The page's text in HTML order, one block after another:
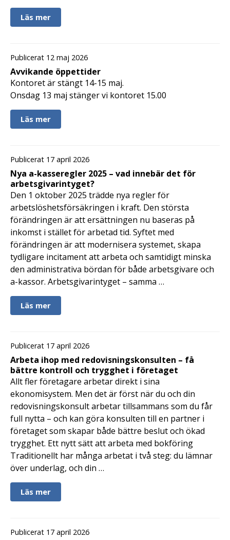
Läs mer
Publicerat 12 maj 2026
Avvikande öppettider
Kontoret är stängt 14-15 maj.
Onsdag 13 maj stänger vi kontoret 15.00
Läs mer
Publicerat 17 april 2026
Nya a-kasseregler 2025 – vad innebär det för
arbetsgivarintyget?
Den 1 oktober 2025 trädde nya regler för
arbetslöshetsförsäkringen i kraft. Den största
förändringen är att ersättningen nu baseras på
inkomst i stället för arbetad tid. Syftet med
förändringen är att modernisera systemet, skapa
tydligare incitament att arbeta och samtidigt minska
den administrativa bördan för både arbetsgivare och
a-kassor. Arbetsgivarintyget – samma …
Läs mer
Publicerat 17 april 2026
Arbeta ihop med redovisningskonsulten – få
bättre kontroll och trygghet i företaget
Allt fler företagare arbetar direkt i sina
ekonomisystem. Men det är först när du och din
redovisningskonsult arbetar tillsammans som du får
full nytta – och kan göra konsulten till en partner i
företaget som skapar både bättre beslut och ökad
trygghet. Ett nytt sätt att arbeta med bokföring
Traditionellt har många arbetat i två steg: du lämnar
över underlag, och din …
Läs mer
Publicerat 17 april 2026